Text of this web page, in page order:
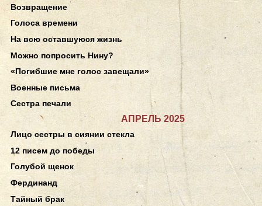
Возвращение
Голоса времени
На всю оставшуюся жизнь
Можно попросить Нину?
«Погибшие мне голос завещали»
Военные письма
Сестра печали
АПРЕЛЬ 2025
Лицо сестры в сиянии стекла
12 писем до победы
Голубой щенок
Фердинанд
Тайный брак